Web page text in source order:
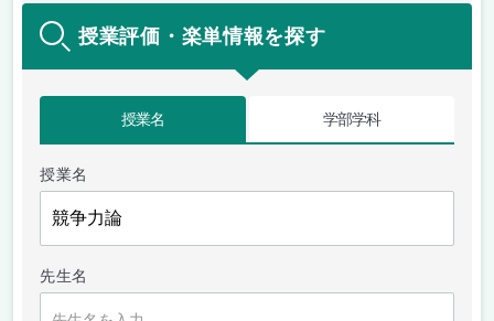
授業評価・楽単情報を探す
授業名 学部学科
授業名
先生名